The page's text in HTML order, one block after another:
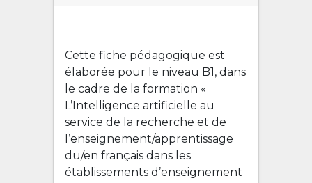
Cette fiche pédagogique est
élaborée pour le niveau B1, dans
le cadre de la formation «
L’Intelligence artificielle au
service de la recherche et de
l’enseignement/apprentissage
du/en français dans les
établissements d’enseignement